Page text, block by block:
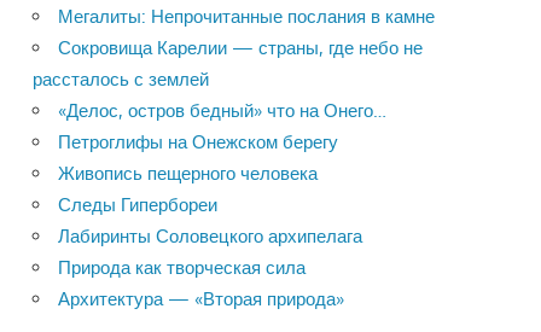
Мегалиты: Непрочитанные послания в камне
Сокровища Карелии — страны, где небо не
рассталось с землей
«Делос, остров бедный» что на Онего…
Петроглифы на Онежском берегу
Живопись пещерного человека
Следы Гипербореи
Лабиринты Соловецкого архипелага
Природа как творческая сила
Архитектура — «Вторая природа»